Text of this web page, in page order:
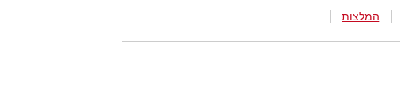
המלצות